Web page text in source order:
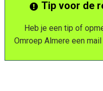
Tip voor de
Heb je een tip of
Omroep Almere een mail